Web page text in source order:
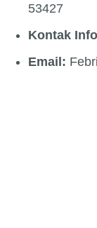
53427
Kontak
Email: